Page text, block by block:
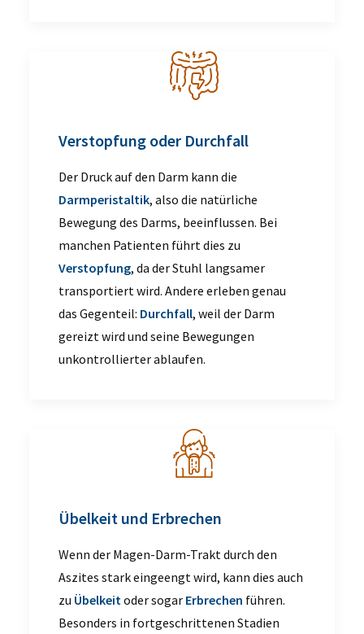
Verstopfung oder Durchfall
Der Druck auf den Darm kann die
Darmperistaltik, also die natürliche
Bewegung des Darms, beeinflussen. Bei
manchen Patienten führt dies zu
Verstopfung, da der Stuhl langsamer
transportiert wird. Andere erleben genau
das Gegenteil: Durchfall, weil der Darm
gereizt wird und seine Bewegungen
unkontrollierter ablaufen.
Übelkeit und Erbrechen
Wenn der Magen-Darm-Trakt durch den
Aszites stark eingeengt wird, kann dies auch
zu Übelkeitoder sogar Erbrechen führen.
Besonders in fortgeschrittenen Stadien